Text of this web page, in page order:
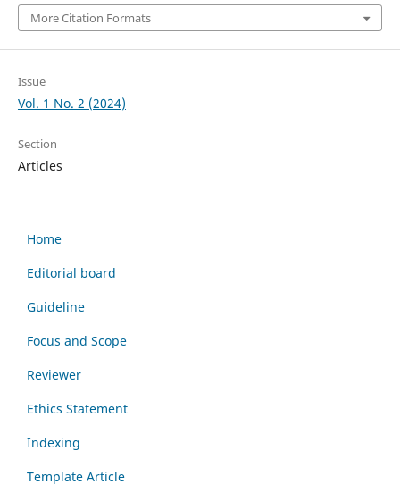
More Citation Formats
Issue
Vol. 1 No. 2 (2024)
Section
Articles
Home
Editorial board
Guideline
Focus and Scope
Reviewer
Ethics Statement
Indexing
Template Article